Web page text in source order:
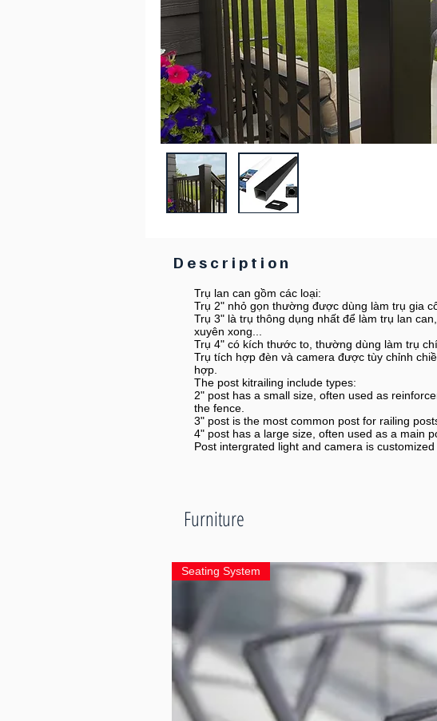
Description
Trụ lan can gồm các loại:
Trụ 2" nhỏ gọn thường được dùng làm trụ gia
Trụ 3" là trụ thông dụng nhất để làm trụ lan
xuyên xong...
Trụ 4" có kích thước to, thường dùng làm trụ
Trụ tích hợp đèn và camera được tùy chỉnh
hợp.
The post kitrailing include types:
2" post has a small size, often used as
the fence.
3" post is the most common post for railing
4" post has a large size, often used as a main
Post intergrated light and camera is
Furniture
Seating System